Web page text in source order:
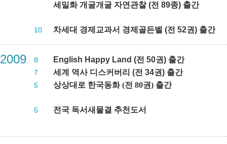
세밀화 개굴개굴 자연관찰 (전 89종) 출간
10 차세대 경제교과서 경제골든벨 (전 52권) 출간
2009 8 English Happy Land (전 50권) 출간
7 세계 역사 디스커버리 (전 34권) 출간
5 상상대로 한국동화 (전 80권) 출간
5 전국 독서새물결 추천도서